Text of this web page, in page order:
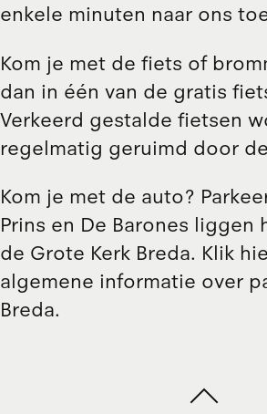
enkele minuten naar ons
Kom je met de fiets of
dan in één van de gratis
Verkeerd gestalde fietsen
regelmatig geruimd door
Kom je met de auto?
Prins en De Barones liggen
de Grote Kerk Breda. Klik
algemene informatie over
Breda.